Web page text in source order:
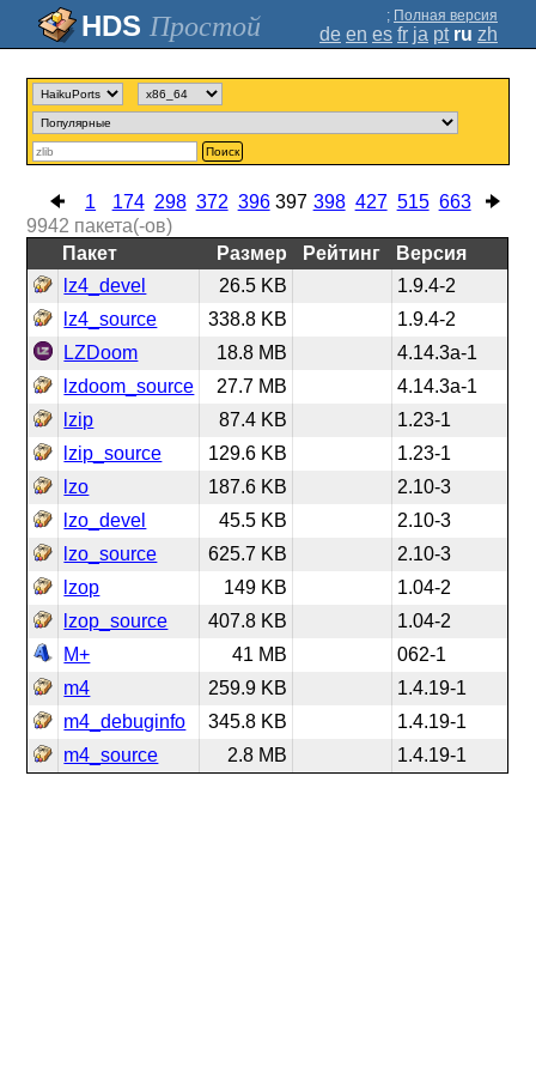
Простой ; Полная версия
de en es fr ja pt ru zh
Поиск
1 174 298 372 396 397 398 427 515 663
9942 пакета(-ов)
Пакет
Размер Рейтинг
Версия
lz4_devel
26.5 KB
1.9.4-2
lz4_source
338.8 KB
1.9.4-2
LZDoom
18.8 MB
4.14.3a-1
lzdoom_source
27.7 MB
4.14.3a-1
lzip
87.4 KB
1.23-1
lzip_source
129.6 KB
1.23-1
lzo
187.6 KB
2.10-3
lzo_devel
45.5 KB
2.10-3
lzo_source
625.7 KB
2.10-3
lzop
149 KB
1.04-2
lzop_source
407.8 KB
1.04-2
M+
41 MB
062-1
m4
259.9 KB
1.4.19-1
m4_debuginfo
345.8 KB
1.4.19-1
m4_source
2.8 MB 1.4.19-1